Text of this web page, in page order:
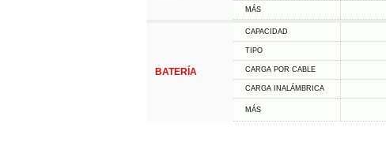
MÁS
BATERÍA
CAPACIDAD
TIPO
CARGA POR CABLE
CARGA INALÁMBRICA
MÁS